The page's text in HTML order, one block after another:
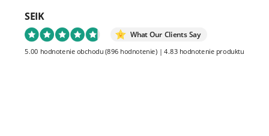
SEIK
What Our Clients Say
5.00 hodnotenie obchodu (896 hodnotenie) |4.83 hodnotenie produktu